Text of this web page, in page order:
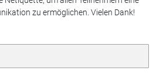
zu ermöglichen. Vielen Dank!